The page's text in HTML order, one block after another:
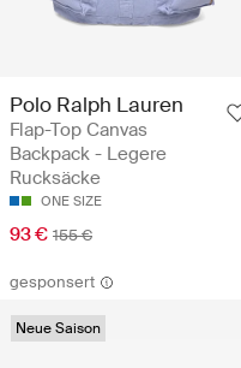
Polo Ralph Lauren
Flap-Top Canvas
Backpack - Legere
Rucksäcke
ONE SIZE
93 € 155 €
gesponsert
Neue Saison